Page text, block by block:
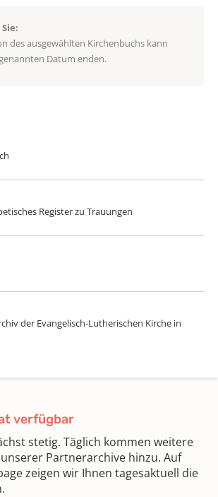
des ausgewählten Kirchenbuchs kann
Datum enden.
Register zu Trauungen
der Evangelisch-Lutherischen Kirche in
verfügbar
stetig. Täglich kommen weitere
Partnerarchive hinzu. Auf
zeigen wir Ihnen tagesaktuell die